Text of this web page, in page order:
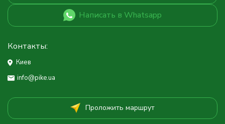
Написать в Whatsapp
Контакты:
Киев
info@pike.ua
Проложить маршрут